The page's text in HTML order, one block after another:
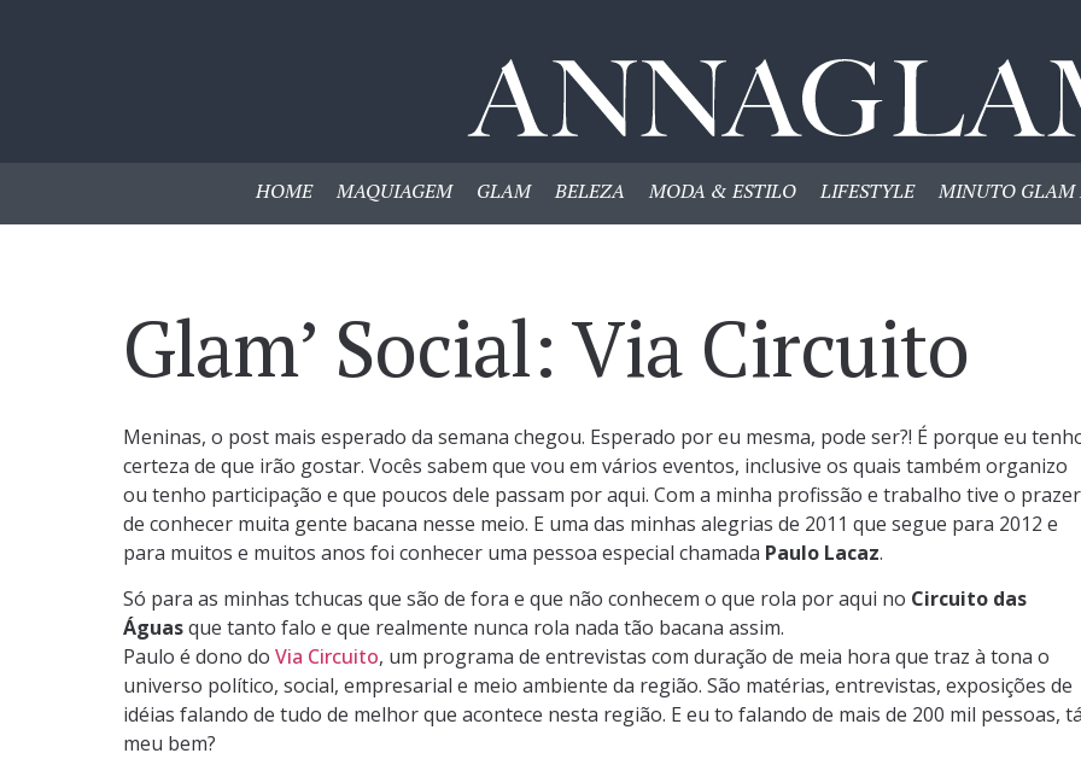
HOME MAQUIAGEM GLAM BELEZA MODA & ESTILO LIFESTYLE MINUTO GLAM
Glam’ Social: Via Circuito
Meninas, o post mais esperado da semana chegou. Esperado por eu mesma, pode ser?! É porque eu
certeza de que irão gostar. Vocês sabem que vou em vários eventos, inclusive os quais também organizo
ou tenho participação e que poucos dele passam por aqui. Com a minha profissão e trabalho tive o prazer
de conhecer muita gente bacana nesse meio. E uma das minhas alegrias de 2011 que segue para 2012 e
para muitos e muitos anos foi conhecer uma pessoa especial chamada Paulo Lacaz.
Só para as minhas tchucas que são de fora e que não conhecem o que rola por aqui no Circuito das
Águasque tanto falo e que realmente nunca rola nada tão bacana assim.
Paulo é dono do Via Circuito, um programa de entrevistas com duração de meia hora que traz à tona o
universo político, social, empresarial e meio ambiente da região. São matérias, entrevistas, exposições de
idéias falando de tudo de melhor que acontece nesta região. E eu to falando de mais de 200 mil pessoas,
meu bem?